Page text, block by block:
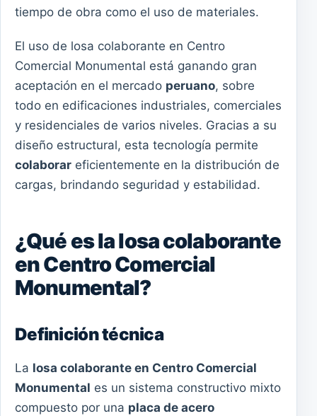
tiempo de obra como el uso de materiales.
El uso de losa colaborante en Centro
Comercial Monumental está ganando gran
aceptación en el mercado peruano, sobre
todo en edificaciones industriales, comerciales
y residenciales de varios niveles. Gracias a su
diseño estructural, esta tecnología permite
colaborar eficientemente en la distribución de
cargas, brindando seguridad y estabilidad.
¿Qué es la losa colaborante
en Centro Comercial
Monumental?
Definición técnica
La losa colaborante en Centro Comercial
Monumental es un sistema constructivo mixto
compuesto por una placa de acero